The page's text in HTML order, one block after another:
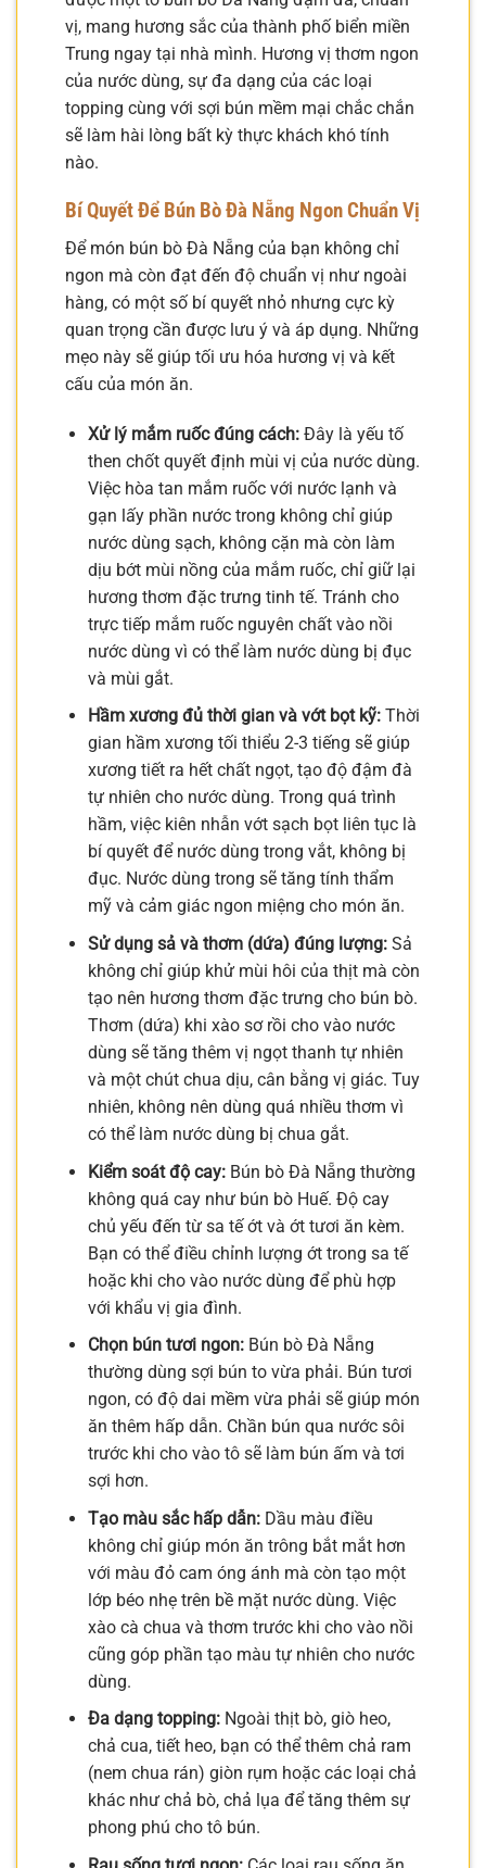
vị, mang hương sắc của thành phố biển miền
Trung ngay tại nhà mình. Hương vị thơm ngon
của nước dùng, sự đa dạng của các loại
topping cùng với sợi bún mềm mại chắc chắn
sẽ làm hài lòng bất kỳ thực khách khó tính
nào.
Bí Quyết Để Bún Bò Đà Nẵng Ngon Chuẩn Vị
Để món bún bò Đà Nẵng của bạn không chỉ
ngon mà còn đạt đến độ chuẩn vị như ngoài
hàng, có một số bí quyết nhỏ nhưng cực kỳ
quan trọng cần được lưu ý và áp dụng. Những
mẹo này sẽ giúp tối ưu hóa hương vị và kết
cấu của món ăn.
Xử lý mắm ruốc đúng cách:Đây là yếu tố
then chốt quyết định mùi vị của nước dùng.
Việc hòa tan mắm ruốc với nước lạnh và
gạn lấy phần nước trong không chỉ giúp
nước dùng sạch, không cặn mà còn làm
dịu bớt mùi nồng của mắm ruốc, chỉ giữ lại
hương thơm đặc trưng tinh tế. Tránh cho
trực tiếp mắm ruốc nguyên chất vào nồi
nước dùng vì có thể làm nước dùng bị đục
và mùi gắt.
Hầm xương đủ thời gian và vớt bọt kỹ:Thời
gian hầm xương tối thiểu 2-3 tiếng sẽ giúp
xương tiết ra hết chất ngọt, tạo độ đậm đà
tự nhiên cho nước dùng. Trong quá trình
hầm, việc kiên nhẫn vớt sạch bọt liên tục là
bí quyết để nước dùng trong vắt, không bị
đục. Nước dùng trong sẽ tăng tính thẩm
mỹ và cảm giác ngon miệng cho món ăn.
Sử dụng sả và thơm (dứa) đúng lượng:Sả
không chỉ giúp khử mùi hôi của thịt mà còn
tạo nên hương thơm đặc trưng cho bún bò.
Thơm (dứa) khi xào sơ rồi cho vào nước
dùng sẽ tăng thêm vị ngọt thanh tự nhiên
và một chút chua dịu, cân bằng vị giác. Tuy
nhiên, không nên dùng quá nhiều thơm vì
có thể làm nước dùng bị chua gắt.
Kiểm soát độ cay:Bún bò Đà Nẵng thường
không quá cay như bún bò Huế. Độ cay
chủ yếu đến từ sa tế ớt và ớt tươi ăn kèm.
Bạn có thể điều chỉnh lượng ớt trong sa tế
hoặc khi cho vào nước dùng để phù hợp
với khẩu vị gia đình.
Chọn bún tươi ngon:Bún bò Đà Nẵng
thường dùng sợi bún to vừa phải. Bún tươi
ngon, có độ dai mềm vừa phải sẽ giúp món
ăn thêm hấp dẫn. Chần bún qua nước sôi
trước khi cho vào tô sẽ làm bún ấm và tơi
sợi hơn.
Tạo màu sắc hấp dẫn:Dầu màu điều
không chỉ giúp món ăn trông bắt mắt hơn
với màu đỏ cam óng ánh mà còn tạo một
lớp béo nhẹ trên bề mặt nước dùng. Việc
xào cà chua và thơm trước khi cho vào nồi
cũng góp phần tạo màu tự nhiên cho nước
dùng.
Đa dạng topping:Ngoài thịt bò, giò heo,
chả cua, tiết heo, bạn có thể thêm chả ram
(nem chua rán) giòn rụm hoặc các loại chả
khác như chả bò, chả lụa để tăng thêm sự
phong phú cho tô bún.